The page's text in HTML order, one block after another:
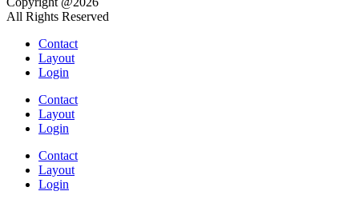
All Rights Reserved
Contact
Layout
Login
Contact
Layout
Login
Contact
Layout
Login